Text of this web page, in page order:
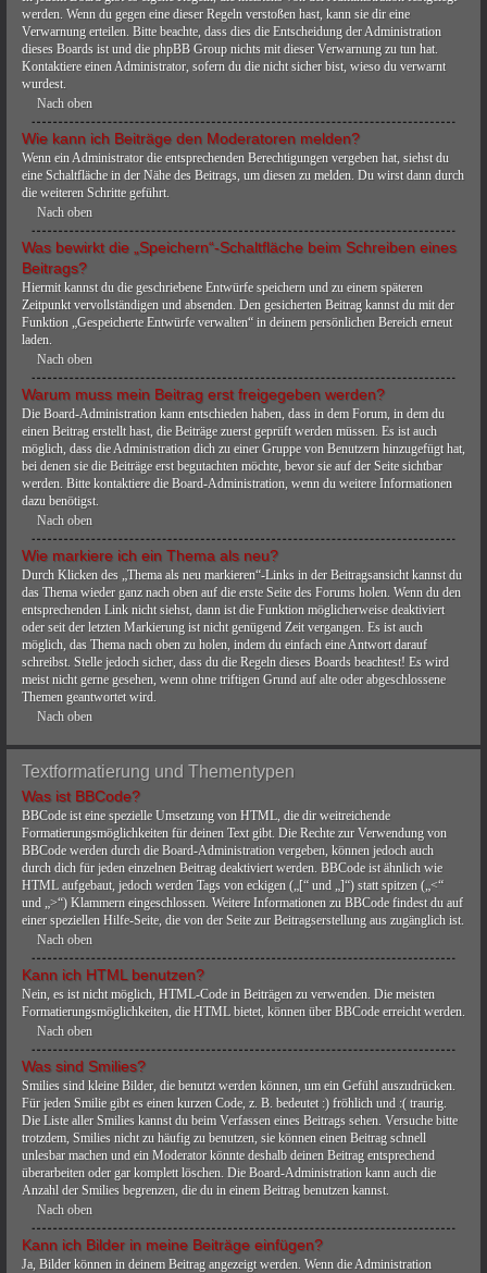
werden. Wenn du gegen eine dieser Regeln verstoßen hast, kann sie dir eine
Verwarnung erteilen. Bitte beachte, dass dies die Entscheidung der Administration
dieses Boards ist und die phpBB Group nichts mit dieser Verwarnung zu tun hat.
Kontaktiere einen Administrator, sofern du die nicht sicher bist, wieso du verwarnt
wurdest.
Nach oben
Wie kann ich Beiträge den Moderatoren melden?
Wenn ein Administrator die entsprechenden Berechtigungen vergeben hat, siehst du
eine Schaltfläche in der Nähe des Beitrags, um diesen zu melden. Du wirst dann durch
die weiteren Schritte geführt.
Nach oben
Was bewirkt die „Speichern“-Schaltfläche beim Schreiben eines
Beitrags?
Hiermit kannst du die geschriebene Entwürfe speichern und zu einem späteren
Zeitpunkt vervollständigen und absenden. Den gesicherten Beitrag kannst du mit der
Funktion „Gespeicherte Entwürfe verwalten“ in deinem persönlichen Bereich erneut
laden.
Nach oben
Warum muss mein Beitrag erst freigegeben werden?
Die Board-Administration kann entschieden haben, dass in dem Forum, in dem du
einen Beitrag erstellt hast, die Beiträge zuerst geprüft werden müssen. Es ist auch
möglich, dass die Administration dich zu einer Gruppe von Benutzern hinzugefügt hat,
bei denen sie die Beiträge erst begutachten möchte, bevor sie auf der Seite sichtbar
werden. Bitte kontaktiere die Board-Administration, wenn du weitere Informationen
dazu benötigst.
Nach oben
Wie markiere ich ein Thema als neu?
Durch Klicken des „Thema als neu markieren“-Links in der Beitragsansicht kannst du
das Thema wieder ganz nach oben auf die erste Seite des Forums holen. Wenn du den
entsprechenden Link nicht siehst, dann ist die Funktion möglicherweise deaktiviert
oder seit der letzten Markierung ist nicht genügend Zeit vergangen. Es ist auch
möglich, das Thema nach oben zu holen, indem du einfach eine Antwort darauf
schreibst. Stelle jedoch sicher, dass du die Regeln dieses Boards beachtest! Es wird
meist nicht gerne gesehen, wenn ohne triftigen Grund auf alte oder abgeschlossene
Themen geantwortet wird.
Nach oben
Textformatierung und Thementypen
Was ist BBCode?
BBCode ist eine spezielle Umsetzung von HTML, die dir weitreichende
Formatierungsmöglichkeiten für deinen Text gibt. Die Rechte zur Verwendung von
BBCode werden durch die Board-Administration vergeben, können jedoch auch
durch dich für jeden einzelnen Beitrag deaktiviert werden. BBCode ist ähnlich wie
HTML aufgebaut, jedoch werden Tags von eckigen („[“ und „]“) statt spitzen („<“
und „>“) Klammern eingeschlossen. Weitere Informationen zu BBCode findest du auf
einer speziellen Hilfe-Seite, die von der Seite zur Beitragserstellung aus zugänglich ist.
Nach oben
Kann ich HTML benutzen?
Nein, es ist nicht möglich, HTML-Code in Beiträgen zu verwenden. Die meisten
Formatierungsmöglichkeiten, die HTML bietet, können über BBCode erreicht werden.
Nach oben
Was sind Smilies?
Smilies sind kleine Bilder, die benutzt werden können, um ein Gefühl auszudrücken.
Für jeden Smilie gibt es einen kurzen Code, z. B. bedeutet :) fröhlich und :( traurig.
Die Liste aller Smilies kannst du beim Verfassen eines Beitrags sehen. Versuche bitte
trotzdem, Smilies nicht zu häufig zu benutzen, sie können einen Beitrag schnell
unlesbar machen und ein Moderator könnte deshalb deinen Beitrag entsprechend
überarbeiten oder gar komplett löschen. Die Board-Administration kann auch die
Anzahl der Smilies begrenzen, die du in einem Beitrag benutzen kannst.
Nach oben
Kann ich Bilder in meine Beiträge einfügen?
Ja, Bilder können in deinem Beitrag angezeigt werden. Wenn die Administration